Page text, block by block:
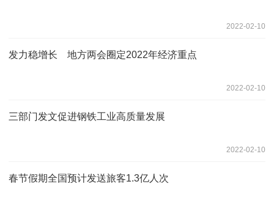
2022-02-10
发力稳增长 地方两会圈定2022年经济重点
2022-02-10
三部门发文促进钢铁工业高质量发展
2022-02-10
春节假期全国预计发送旅客1.3亿人次